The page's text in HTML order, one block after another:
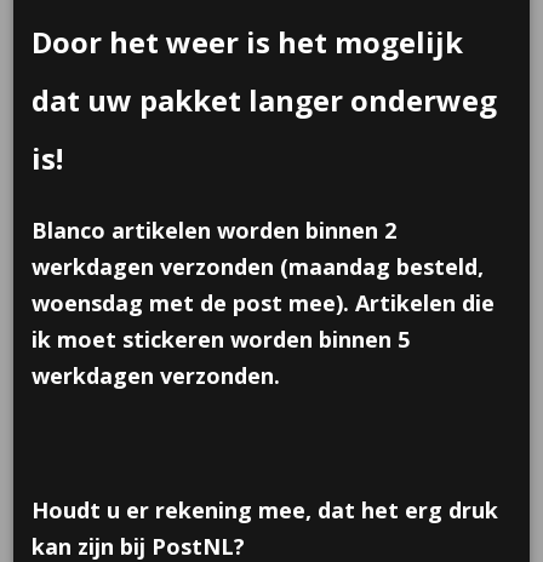
Door het weer is het mogelijk
dat uw pakket langer onderweg
is!
Blanco artikelen worden binnen 2
werkdagen verzonden (maandag besteld,
woensdag met de post mee). Artikelen die
ik moet stickeren worden binnen 5
werkdagen verzonden.
Houdt u er rekening mee, dat het erg druk
kan zijn bij PostNL?